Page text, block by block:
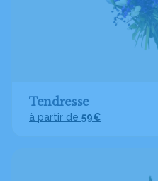
Tendresse
à partir de 59€